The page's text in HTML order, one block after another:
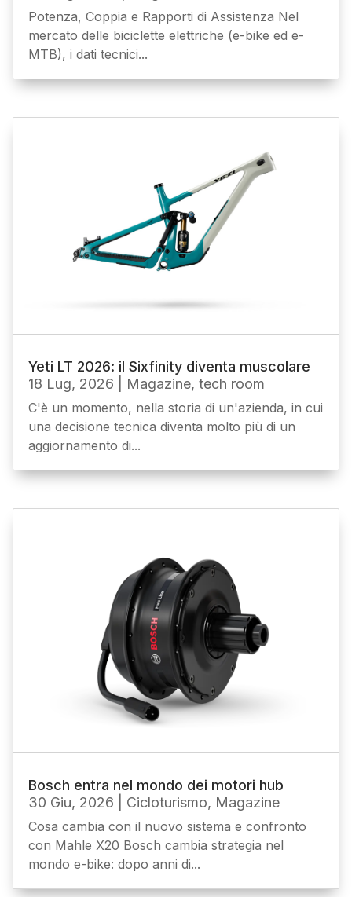
Potenza, Coppia e Rapporti di Assistenza Nel
mercato delle biciclette elettriche (e-bike ed e-
MTB), i dati tecnici...
Yeti LT 2026: il Sixfinity diventa muscolare
18 Lug, 2026
Magazine,tech room
C'è un momento, nella storia di un'azienda, in cui
una decisione tecnica diventa molto più di un
aggiornamento di...
Bosch entra nel mondo dei motori hub
30 Giu, 2026
Cicloturismo, Magazine
Cosa cambia con il nuovo sistema e confronto
con Mahle X20 Bosch cambia strategia nel
mondo e-bike: dopo anni di...